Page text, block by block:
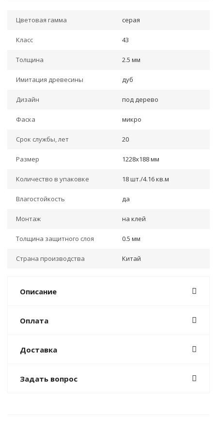
Цветовая гамма серая
Класс 43
Толщина 2.5 мм
Имитация древесины дуб
Дизайн под дерево
Фаска микро
Срок службы, лет 20
Размер 1228x188 мм
Количество в упаковке 18 шт./4.16 кв.м
Влагостойкость да
Монтаж на клей
Толщина защитного слоя 0.5 мм
Страна производства Китай
Описание
Оплата
Доставка
Задать вопрос